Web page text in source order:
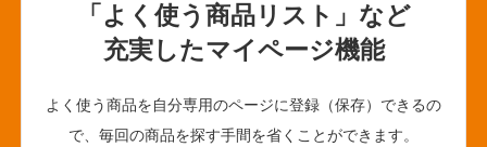
「よく使う商品リスト」など
充実したマイページ機能
よく使う商品を自分専用のページに登録（保存）できるの
で、毎回の商品を探す手間を省くことができます。